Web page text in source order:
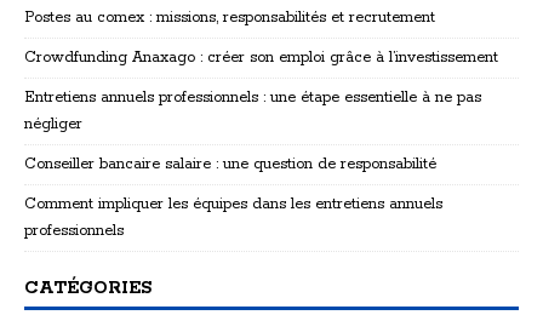
Postes au comex : missions, responsabilités et recrutement
Crowdfunding Anaxago : créer son emploi grâce à l’investissement
Entretiens annuels professionnels : une étape essentielle à ne pas
négliger
Conseiller bancaire salaire : une question de responsabilité
Comment impliquer les équipes dans les entretiens annuels
professionnels
CATÉGORIES